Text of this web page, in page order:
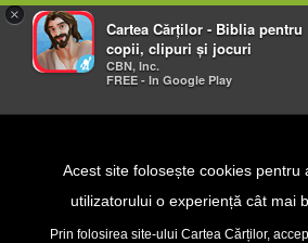
×
Cartea Cărților - Biblia pentru
copii, clipuri și jocuri
CBN, Inc.
FREE - In Google Play
Acest site folosește cookies pentru
utilizatorului o experiență cât mai
Prin folosirea site-ului Cartea Cărților,